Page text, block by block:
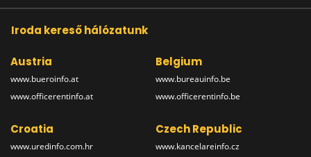
Iroda kereső hálózatunk
Austria
www.bueroinfo.at
www.officerentinfo.at
Belgium
www.bureauinfo.be
www.officerentinfo.be
Croatia
www.uredinfo.com.hr
Czech Republic
www.kancelareinfo.cz